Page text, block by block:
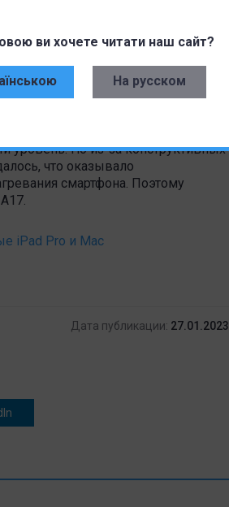
ви хочете читати наш сайт?
На русском
серьезно обновить
iPhone 14 Pro, но после
от использования нового
как трассировка лучей.
реалистичные изображения и
уровень. Но из-за конструктивных
что оказывало
смартфона. Поэтому
iPad Pro и Mac
Дата публикации: 27.01.2023